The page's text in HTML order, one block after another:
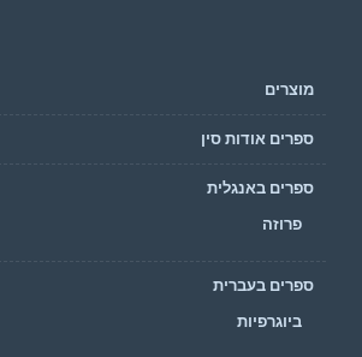
מוצרים
ספרים אודות סין
ספרים באנגלית
פרוזה
ספרים בעברית
ביוגרפיות